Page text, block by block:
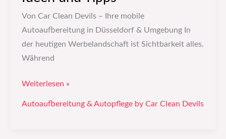
Von Car Clean Devils – Ihre mobile
Autoaufbereitung in Düsseldorf & Umgebung In
der heutigen Werbelandschaft ist Sichtbarkeit alles.
Während
Weiterlesen »
Autoaufbereitung & Autopflege by Car Clean Devils